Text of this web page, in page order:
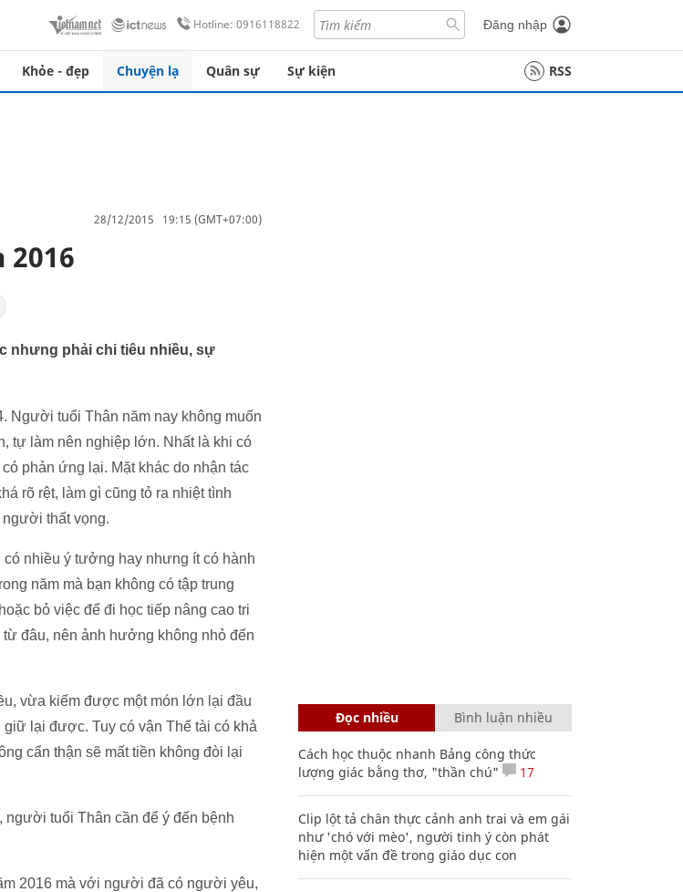
Hotline: 0916118822 Đăng nhập
Khỏe - đẹp Chuyện lạ Quân sự Sự kiện RSS
28/12/2015 19:15 (GMT+07:00)
nhưng phải chi tiêu nhiều, sự
Người tuổi Thân năm nay không muốn
tự làm nên nghiệp lớn. Nhất là khi có
phản ứng lại. Mặt khác do nhận tác
rõ rệt, làm gì cũng tỏ ra nhiệt tình
thất vọng.
nhiều ý tưởng hay nhưng ít có hành
năm mà bạn không có tập trung
bỏ việc để đi học tiếp nâng cao tri
đâu, nên ảnh hưởng không nhỏ đến
vừa kiếm được một món lớn lại đầu
lại được. Tuy có vận Thế tài có khả
cẩn thận sẽ mất tiền không đòi lại
tuổi Thân cần để ý đến bệnh
2016 mà với người đã có người yêu,
Đọc nhiều Bình luận nhiều
Cách học thuộc nhanh Bảng công thức
lượng giác bằng thơ, "thần chú"
17
Clip lột tả chân thực cảnh anh trai và em gái
như 'chó với mèo', người tinh ý còn phát
hiện một vấn đề trong giáo dục con